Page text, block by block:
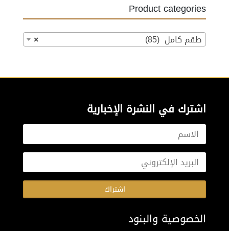
Product categories
× طقم كامل (85)
اشترك في النشرة الإخبارية
اشتراك
الخصوصية والبنود